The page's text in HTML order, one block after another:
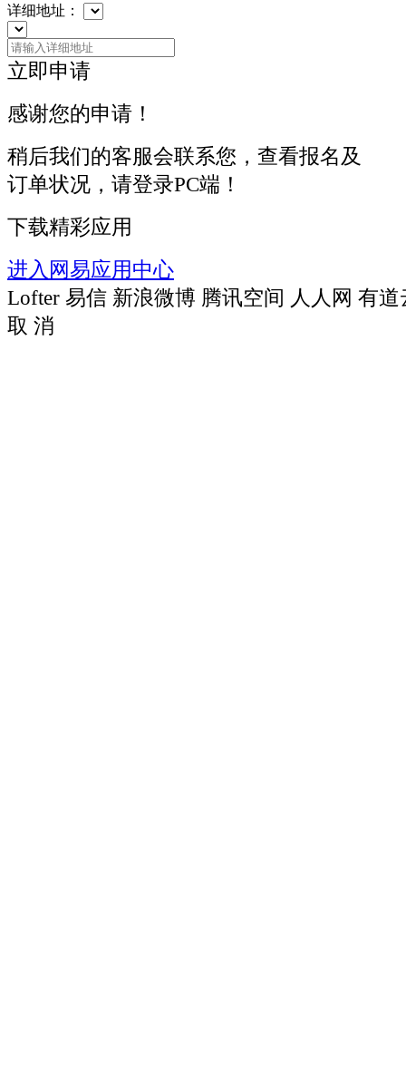
详细地址：
立即申请
感谢您的申请！
稍后我们的客服会联系您，查看报名及
订单状况，请登录PC端！
下载精彩应用
进入网易应用中心
Lofter 易信 新浪微博 腾讯空间 人人网 有道
取 消